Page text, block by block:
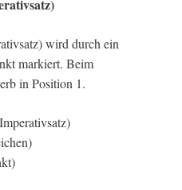
wird durch ein
markiert. Beim
in Position 1.